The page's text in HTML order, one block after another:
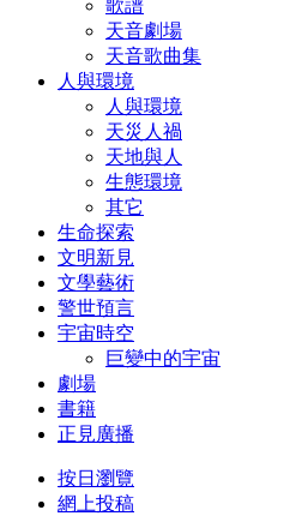
歌譜
天音劇場
天音歌曲集
人與環境
人與環境
天災人禍
天地與人
生態環境
其它
生命探索
文明新見
文學藝術
警世預言
宇宙時空
巨變中的宇宙
劇場
書籍
正見廣播
按日瀏覽
網上投稿